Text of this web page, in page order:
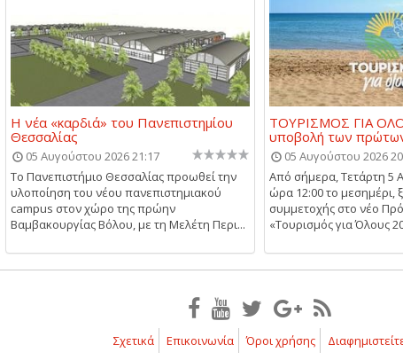
Η νέα «καρδιά» του Πανεπιστημίου
Θεσσαλίας
05 Αυγούστου 2026 21:17
Το Πανεπιστήμιο Θεσσαλίας προωθεί την
υλοποίηση του νέου πανεπιστημιακού
campus στον χώρο της πρώην
Βαμβακουργίας Βόλου, με τη Μελέτη Περι...
ΤΟΥΡΙΣΜΟΣ ΓΙΑ
υποβολή των
05 Αυγούστου 2026
Από σήμερα, Τετάρτη 5
ώρα 12:00 το μεσημέρι,
συμμετοχής στο νέο
«Τουρισμός για Όλους
Σχετικά Επικοινωνία Όροι χρήσης